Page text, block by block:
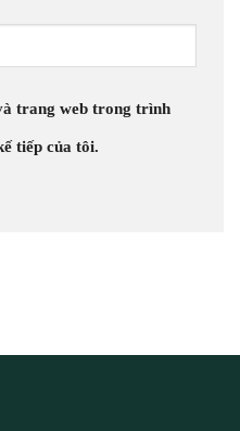
trang web trong trình
tiếp của tôi.